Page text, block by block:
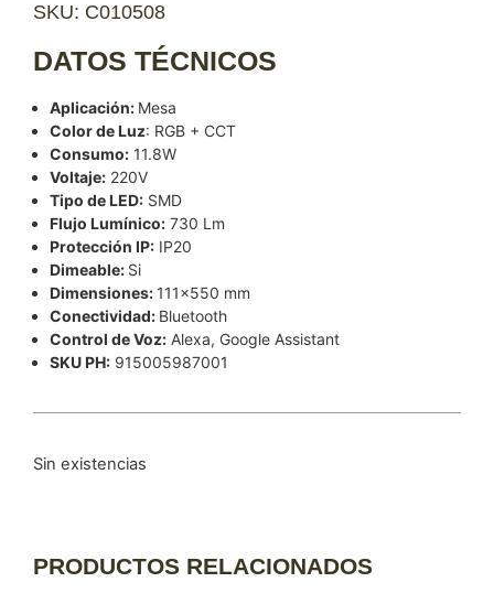
SKU: C010508
DATOS TÉCNICOS
Aplicación: Mesa
Color de Luz: RGB + CCT
Consumo: 11.8W
Voltaje: 220V
Tipo de LED: SMD
Flujo Lumínico: 730 Lm
Protección IP: IP20
Dimeable: Si
Dimensiones: 111×550 mm
Conectividad: Bluetooth
Control de Voz: Alexa, Google Assistant
SKU PH: 915005987001
Sin existencias
PRODUCTOS RELACIONADOS